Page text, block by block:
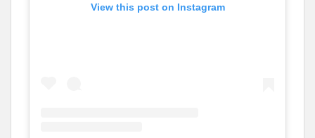
View this post on Instagram